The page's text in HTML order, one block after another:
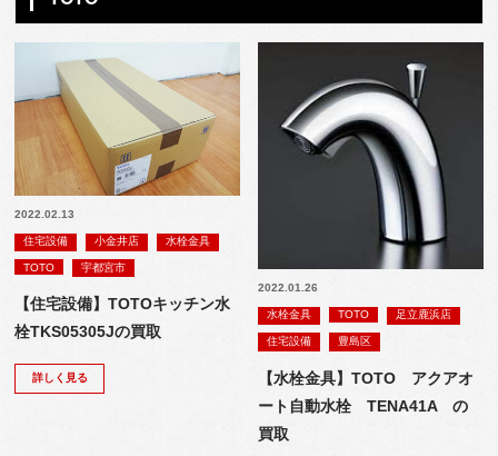
2022.02.13
住宅設備 小金井店 水栓金具
TOTO 宇都宮市
【住宅設備】TOTOキッチン水
栓TKS05305Jの買取
詳しく見る
2022.01.26
水栓金具 TOTO 足立鹿浜店
住宅設備 豊島区
【水栓金具】TOTO アクアオ
ート自動水栓 TENA41A の
買取